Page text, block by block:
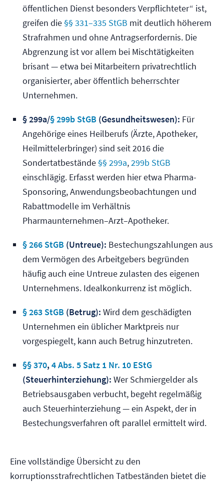
öffentlichen Dienst besonders Verpflichteter“ ist,
greifen die§§ 331–335 StGB mit deutlich höherem
Strafrahmen und ohne Antragserfordernis. Die
Abgrenzung ist vor allem bei Mischtätigkeiten
brisant — etwa bei Mitarbeitern privatrechtlich
organisierter, aber öffentlich beherrschter
Unternehmen.
§ 299a/§ 299b StGB (Gesundheitswesen): Für
Angehörige eines Heilberufs (Ärzte, Apotheker,
Heilmittelerbringer) sind seit 2016 die
Sondertatbestände§§ 299a,299b StGB
einschlägig. Erfasst werden hier etwa Pharma-
Sponsoring, Anwendungsbeobachtungen und
Rabattmodelle im Verhältnis
Pharmaunternehmen–Arzt–Apotheker.
§ 266 StGB (Untreue): Bestechungszahlungen aus
dem Vermögen des Arbeitgebers begründen
häufig auch eine Untreue zulasten des eigenen
Unternehmens. Idealkonkurrenz ist möglich.
§ 263 StGB (Betrug): Wird dem geschädigten
Unternehmen ein üblicher Marktpreis nur
vorgespiegelt, kann auch Betrug hinzutreten.
§§ 370, 4 Abs. 5 Satz 1 Nr. 10 EStG
(Steuerhinterziehung): Wer Schmiergelder als
Betriebsausgaben verbucht, begeht regelmäßig
auch Steuerhinterziehung — ein Aspekt, der in
Bestechungsverfahren oft parallel ermittelt wird.
Eine vollständige Übersicht zu den
korruptionsstrafrechtlichen Tatbeständen bietet die